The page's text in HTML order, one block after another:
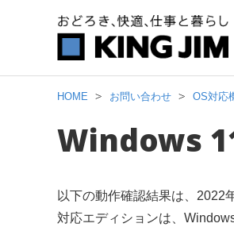
HOME お問い合わせ OS対応
Windows
以下の動作確認結果は、2022
対応エディションは、